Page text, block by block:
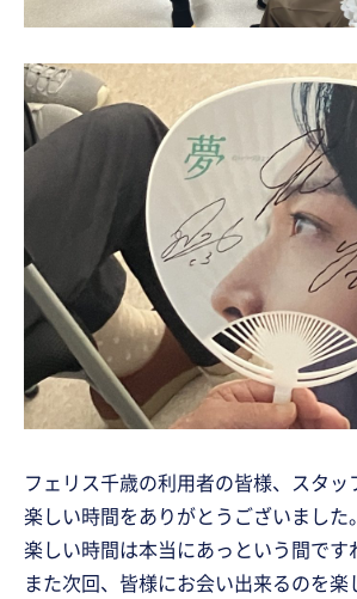
フェリス千歳の利用者の皆様、スタッ
楽しい時間をありがとうございました。
楽しい時間は本当にあっという間です
また次回、皆様にお会い出来るのを楽